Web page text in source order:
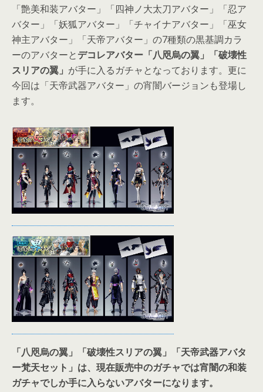
「艶美和装アバター」「四神ノ大太刀アバター」「忍ア
バター」「妖狐アバター」「チャイナアバター」「巫女
神主アバター」「天帝アバター」の7種類の黒基調カラ
ーのアバターとデコレアバター「八咫烏の翼」「破壊性
スリアの翼」 が手に入るガチャとなっております。更に
今回は「天帝武器アバター」の宵闇バージョンも登場し
ます。
「八咫烏の翼」「破壊性スリアの翼」
「天帝武器アバタ
ー梵天セット」 は、現在販売中のガチャでは宵闇の和装
ガチャでしか手に入らないアバターになります。